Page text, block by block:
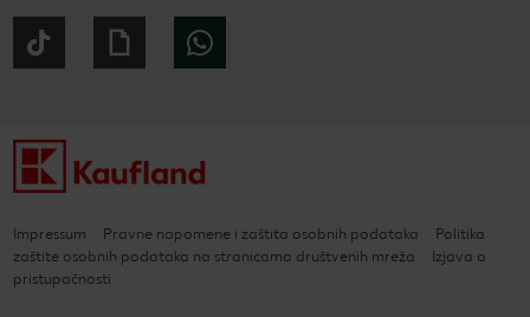
Giphy
Impressum Pravne napomene i zaštita osobnih podataka
Politika
zaštite osobnih podataka na stranicama društvenih mreža
Izjava o
pristupačnosti